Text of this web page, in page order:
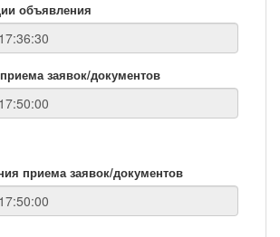
объявления
заявок/документов
приема заявок/документов